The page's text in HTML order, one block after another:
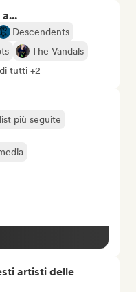
Descendents
The Vandals
tutti +2
più seguite
artisti delle